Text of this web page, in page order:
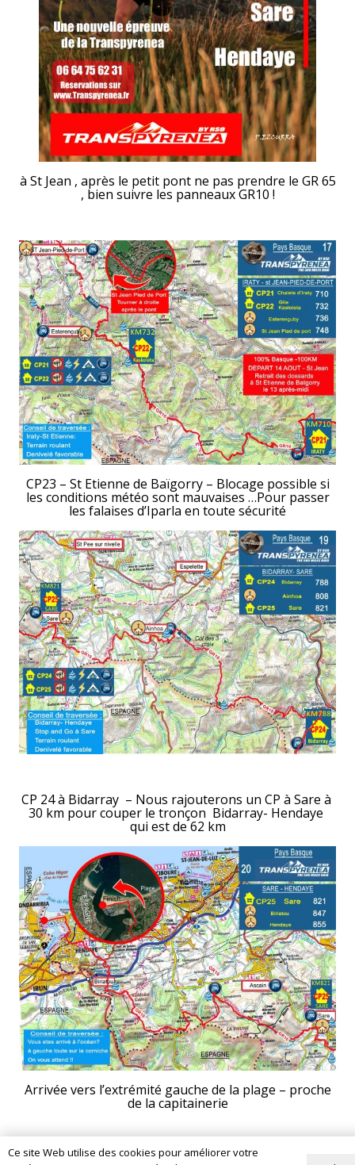
à St Jean , après le petit pont ne pas prendre le GR 65
, bien suivre les panneaux GR10 !
CP23 – St Etienne de Baïgorry – Blocage possible si
les conditions météo sont mauvaises …Pour passer
les falaises d’Iparla en toute sécurité
CP 24 à Bidarray – Nous rajouterons un CP à Sare à
30 km pour couper le tronçon Bidarray- Hendaye
qui est de 62 km
Arrivée vers l’extrémité gauche de la plage – proche
de la capitainerie
Ce site Web utilise des cookies pour améliorer votre